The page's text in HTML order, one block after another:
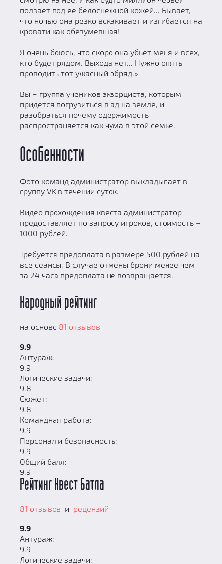
ползает под ее белоснежной кожей... Бывает,
что ночью она резко вскакивает и изгибается на
кровати как обезумевшая!
Я очень боюсь, что скоро она убьет меня и всех,
кто будет рядом. Выхода нет... Нужно опять
проводить тот ужасный обряд.»
Вы – группа учеников экзорциста, которым
придется погрузиться в ад на земле, и
разобраться почему одержимость
распространяется как чума в этой семье.
Особенности
Фото команд администратор выкладывает в
группу VK в течении суток.
Видео прохождения квеста администратор
предоставляет по запросу игроков, стоимость –
1000 рублей.
Требуется предоплата в размере 500 рублей на
все сеансы. В случае отмены брони менее чем
за 24 часа предоплата не возвращается.
Народный рейтинг
на основе 81 отзывов
9.9
Антураж:
9.9
Логические задачи:
9.8
Сюжет:
9.8
Командная работа:
9.9
Персонал и безопасность:
9.9
Общий балл:
9.9
Рейтинг Квест Батла
81 отзывов и рецензий
9.9
Антураж:
9.9
Логические задачи: